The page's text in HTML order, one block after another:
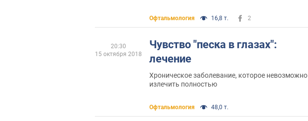
Офтальмология 16,8 т. 2
Чувство "песка в глазах":
лечение
Хроническое заболевание, которое невозможно
излечить полностью
Офтальмология 48,0 т.
20:30
15 октября 2018